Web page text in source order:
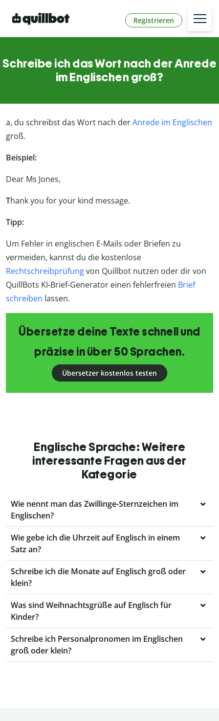
Registrieren
Schreibe ich das Wort nach der Anrede
im Englischen groß?
a, du schreibst das Wort nach derAnrede im Englischen
groß.
Beispiel:
Dear Ms Jones,
Thank you for your kind message.
Tipp:
Um Fehler in englischen E-Mails oder Briefen zu
vermeiden, kannst du die kostenlose
Rechtschreibprüfungvon Quillbot nutzen oder dir von
QuillBots KI-Brief-Generator einen fehlerfreien Brief
schreiben lassen.
Übersetze deine Texte schnell und
präzise in über 50 Sprachen.
Übersetzer kostenlos testen
Englische Sprache: Weitere
interessante Fragen aus der
Kategorie
Wie nennt man das Zwillinge-Sternzeichen im
Englischen?
Wie gebe ich die Uhrzeit auf Englisch in einem
Satz an?
Schreibe ich die Monate auf Englisch groß oder
klein?
Was sind Weihnachtsgrüße auf Englisch für
Kinder?
Schreibe ich Personalpronomen im Englischen
groß oder klein?